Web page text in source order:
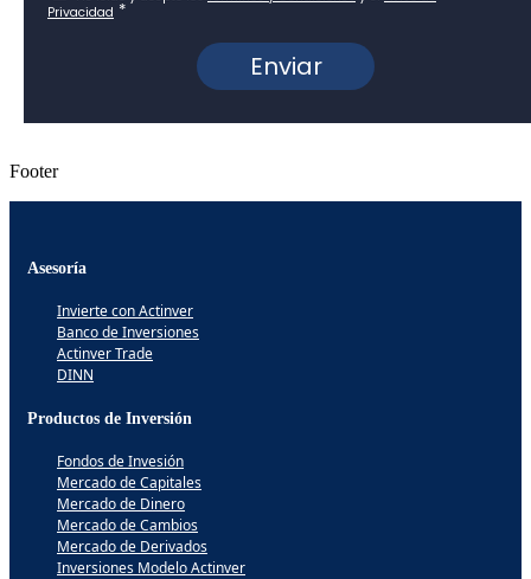
Footer
Asesoría
Invierte con Actinver
Banco de Inversiones
Actinver Trade
DINN
Productos de Inversión
Fondos de Invesión
Mercado de Capitales
Mercado de Dinero
Mercado de Cambios
Mercado de Derivados
Inversiones Modelo Actinver